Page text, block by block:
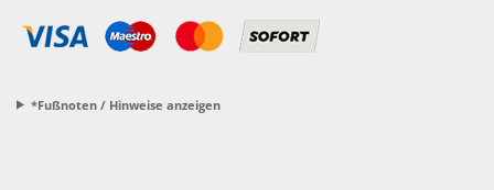
*Fußnoten / Hinweise anzeigen